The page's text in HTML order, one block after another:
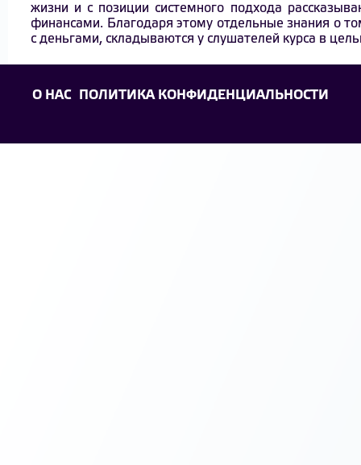
жизни и с позиции системного подхода
финансами. Благодаря этому отдельные знания о
с деньгами, складываются у слушателей курса в
О НАС ПОЛИТИКА КОНФИДЕНЦИАЛЬНОСТИ